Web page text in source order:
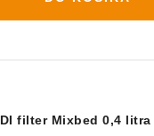
DI filter Mixbed 0,4 litra